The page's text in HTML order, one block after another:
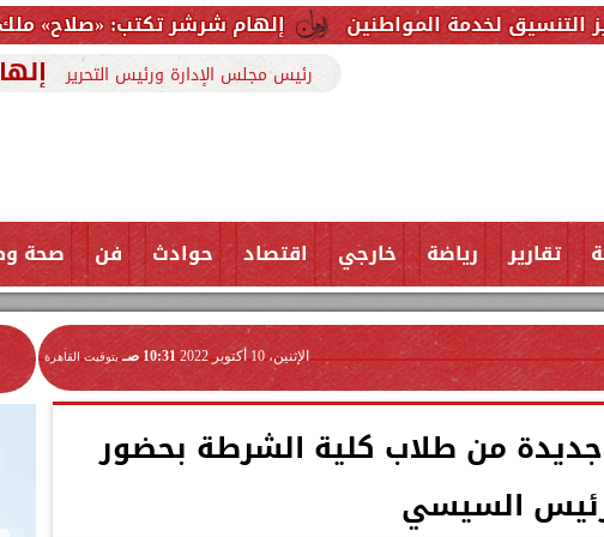
إلهام شرشر تكتب: «صلاح» ملك المحبة.. رسول السلام
رئيس مجلس الإدارة ورئيس التحرير
تقارير رياضة خارجي اقتصاد حوادث فن صحة
الإثنين، 10 أكتوبر 2022 10:31 صـ بتوقيت القاهرة
جديدة من طلاب كلية الشرطة بحضور
السيسي